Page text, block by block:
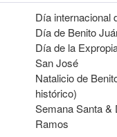
Día internacional
Día de Benito
Día de la
San José
Natalicio de
histórico)
Semana Santa &
Ramos